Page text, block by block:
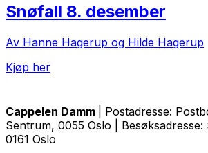
Snøfall 8. desember
Av Hanne Hagerup og Hilde Hagerup
Kjøp her
Cappelen Damm
| Postadresse:
Sentrum, 0055 Oslo | Besøksadresse:
0161 Oslo